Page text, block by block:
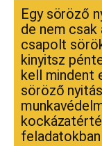
Egy söröző
de nem
csapolt
kinyitsz
kell mindent
söröző